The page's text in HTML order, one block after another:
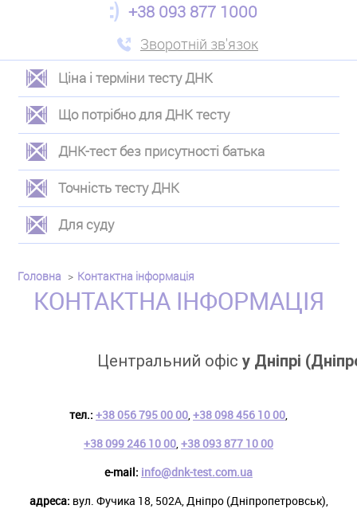
+38 093 877 1000
Зворотній зв'язок
ЛЕВОЕ
МЕНЮ
Ціна і терміни тесту ДНК
Що потрібно для ДНК тесту
ДНК-тест без присутності батька
Точність тесту ДНК
Для суду
Головна Контактна інформація
КОНТАКТНА ІНФОРМАЦІЯ
Центральний офіс у Дніпрі
тел.: +38 056 795 00 00,+38 098 456 10 00,
+38 099 246 10 00,+38 093 877 10 00
e-mail: info@dnk-test.com.ua
адреса: вул. Фучика 18, 502А, Дніпро (Дніпропетровськ),